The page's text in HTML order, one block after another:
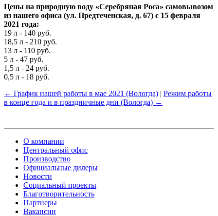
Цены на природную воду «Серебряная Роса» самовывозом
из нашего офиса (ул. Предтеченская, д. 67) с 15 февраля
2021 года:
19 л - 140 руб.
18,5 л - 210 руб.
13 л - 110 руб.
5 л - 47 руб.
1,5 л - 24 руб.
0,5 л - 18 руб.
← График нашей работы в мае 2021 (Вологда) | Режим работы
в конце года и в праздничные дни (Вологда) →
О компании
Центральный офис
Производство
Официальные дилеры
Новости
Социальный проекты
Благотворительность
Партнеры
Вакансии